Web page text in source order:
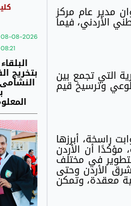
مدير عام مركز
الأردني، فيما
التي تجمع بين
وترسيخ قيم
راسخة، أبرزها
مؤكدًا أن الأردن
في مختلف
الأردن وحتى
معقدة، وتمكن
08-08-2026
08:21
بتخريج